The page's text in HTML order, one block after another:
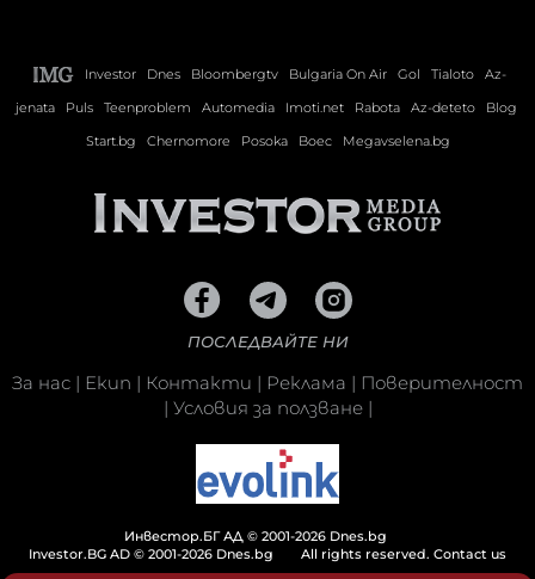
Investor Dnes Bloombergtv Bulgaria On Air Gol Tialoto
Az-
jenata
Puls Teenproblem Automedia Imoti.net Rabota Az-deteto
Blog
Start.bg
Chernomore Posoka Boec Megavselena.bg
ПОСЛЕДВАЙТЕ НИ
За нас | Екип | Контакти | Реклама | Поверителност
| Условия за ползване|
Инвестор.БГ АД © 2001-2026 Dnes.bg
Investor.BG AD © 2001-2026 Dnes.bg
All rights reserved. Contact us